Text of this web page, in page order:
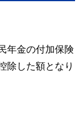
年金の付加保険
除した額となり